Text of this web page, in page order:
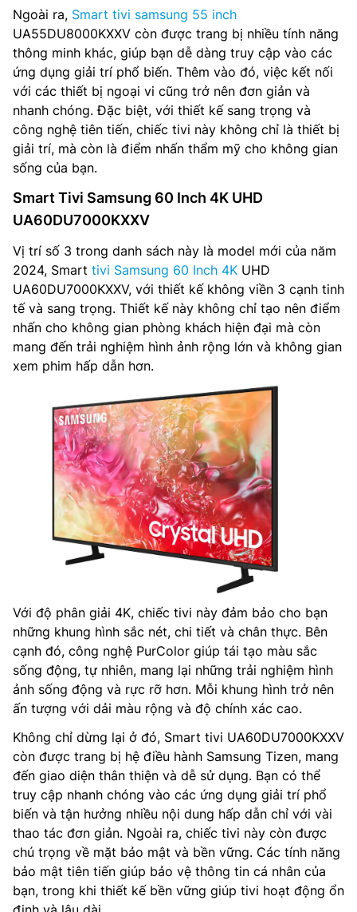
Ngoài ra, Smart tivi samsung 55 inch
UA55DU8000KXXV còn được trang bị nhiều tính năng
thông minh khác, giúp bạn dễ dàng truy cập vào các
ứng dụng giải trí phổ biến. Thêm vào đó, việc kết nối
với các thiết bị ngoại vi cũng trở nên đơn giản và
nhanh chóng. Đặc biệt, với thiết kế sang trọng và
công nghệ tiên tiến, chiếc tivi này không chỉ là thiết bị
giải trí, mà còn là điểm nhấn thẩm mỹ cho không gian
sống của bạn.
Smart Tivi Samsung 60 Inch 4K UHD
UA60DU7000KXXV
Vị trí số 3 trong danh sách này là model mới của năm
2024, Smart tivi Samsung 60 Inch 4K UHD
UA60DU7000KXXV, với thiết kế không viền 3 cạnh tinh
tế và sang trọng. Thiết kế này không chỉ tạo nên điểm
nhấn cho không gian phòng khách hiện đại mà còn
mang đến trải nghiệm hình ảnh rộng lớn và không gian
xem phim hấp dẫn hơn.
Với độ phân giải 4K, chiếc tivi này đảm bảo cho bạn
những khung hình sắc nét, chi tiết và chân thực. Bên
cạnh đó, công nghệ PurColor giúp tái tạo màu sắc
sống động, tự nhiên, mang lại những trải nghiệm hình
ảnh sống động và rực rỡ hơn. Mỗi khung hình trở nên
ấn tượng với dải màu rộng và độ chính xác cao.
Không chỉ dừng lại ở đó, Smart tivi UA60DU7000KXXV
còn được trang bị hệ điều hành Samsung Tizen, mang
đến giao diện thân thiện và dễ sử dụng. Bạn có thể
truy cập nhanh chóng vào các ứng dụng giải trí phổ
biến và tận hưởng nhiều nội dung hấp dẫn chỉ với vài
thao tác đơn giản. Ngoài ra, chiếc tivi này còn được
chú trọng về mặt bảo mật và bền vững. Các tính năng
bảo mật tiên tiến giúp bảo vệ thông tin cá nhân của
bạn, trong khi thiết kế bền vững giúp tivi hoạt động ổn